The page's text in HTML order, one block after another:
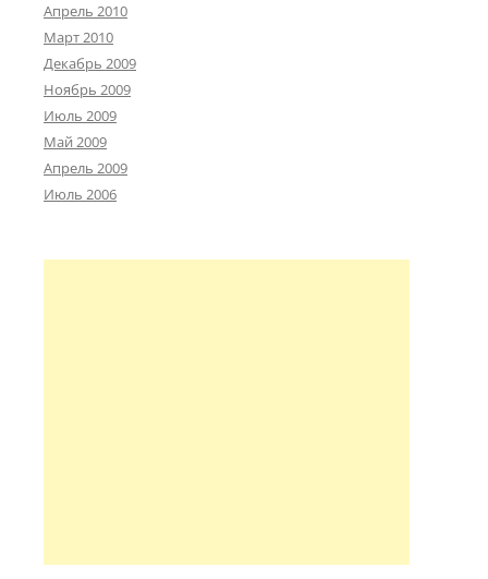
Апрель 2010
Март 2010
Декабрь 2009
Ноябрь 2009
Июль 2009
Май 2009
Апрель 2009
Июль 2006